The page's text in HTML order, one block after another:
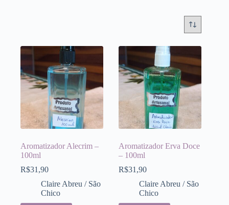
Aromatizador Alecrim –
100ml
R$31,90
Claire Abreu / São
Chico
Aromatizador Erva Doce
– 100ml
R$31,90
Claire Abreu / São
Chico